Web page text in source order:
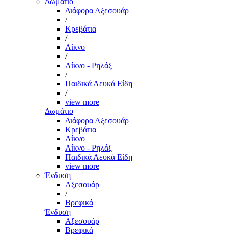
Διάφορα Αξεσουάρ
/
Κρεβάτια
/
Λίκνο
/
Λίκνο - Ρηλάξ
/
Παιδικά Λευκά Είδη
/
view more
Δωμάτιο
Διάφορα Αξεσουάρ
Κρεβάτια
Λίκνο
Λίκνο - Ρηλάξ
Παιδικά Λευκά Είδη
view more
Ένδυση
Αξεσουάρ
/
Βρεφικά
Ένδυση
Αξεσουάρ
Βρεφικά